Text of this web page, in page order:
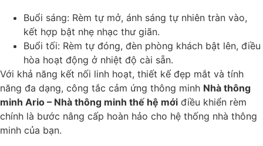
Buổi sáng: Rèm tự mở, ánh sáng tự nhiên tràn vào,
kết hợp bật nhẹ nhạc thư giãn.
Buổi tối: Rèm tự đóng, đèn phòng khách bật lên, điều
hòa hoạt động ở nhiệt độ cài sẵn.
Với khả năng kết nối linh hoạt, thiết kế đẹp mắt và tính
năng đa dạng, công tắc cảm ứng thông minh Nhà thông
minh Ario – Nhà thông minh thế hệ mới điều khiển rèm
chính là bước nâng cấp hoàn hảo cho hệ thống nhà thông
minh của bạn.